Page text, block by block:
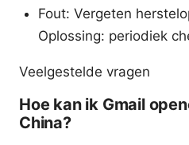
Fout: Vergeten
Oplossing: periodiek
Veelgestelde vragen
Hoe kan ik Gmail
China?